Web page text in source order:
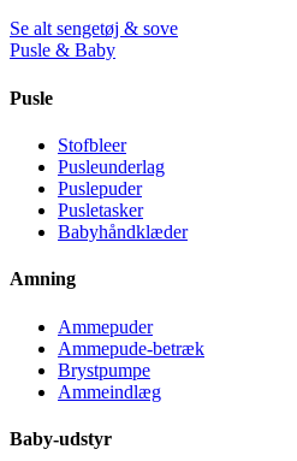
Se alt sengetøj & sove
Pusle & Baby
Pusle
Stofbleer
Pusleunderlag
Puslepuder
Pusletasker
Babyhåndklæder
Amning
Ammepuder
Ammepude-betræk
Brystpumpe
Ammeindlæg
Baby-udstyr